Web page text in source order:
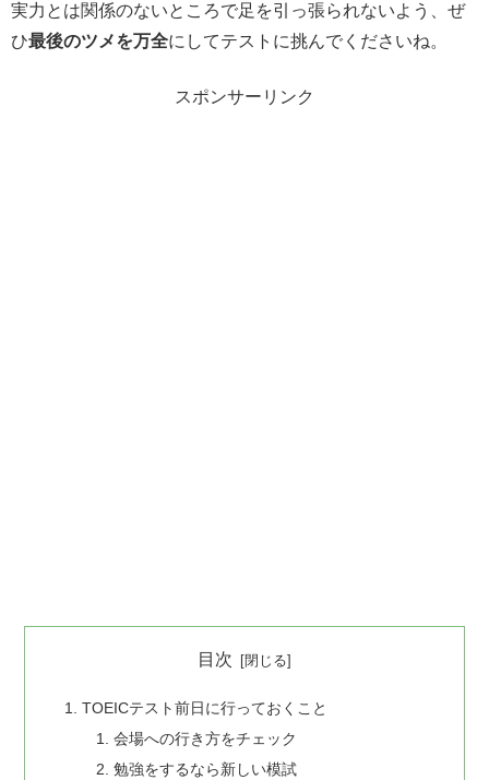
実力とは関係のないところで足を引っ張られないよう、ぜ
ひ最後のツメを万全にしてテストに挑んでくださいね。
スポンサーリンク
目次
TOEICテスト前日に行っておくこと
会場への行き方をチェック
勉強をするなら新しい模試